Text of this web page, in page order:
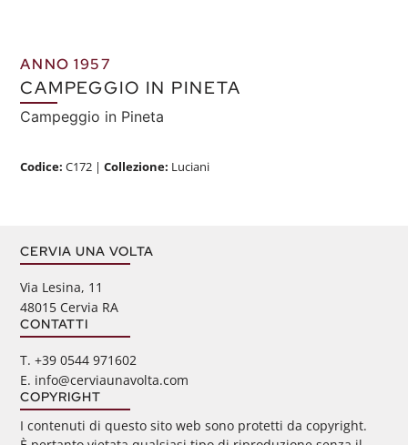
ANNO 1957
CAMPEGGIO IN PINETA
Campeggio in Pineta
Codice:C172 |Collezione: Luciani
CERVIA UNA VOLTA
Via Lesina, 11
48015 Cervia RA
CONTATTI
‭T. +39 0544 971602
E. info@cerviaunavolta.com
COPYRIGHT
I contenuti di questo sito web sono protetti da copyright.